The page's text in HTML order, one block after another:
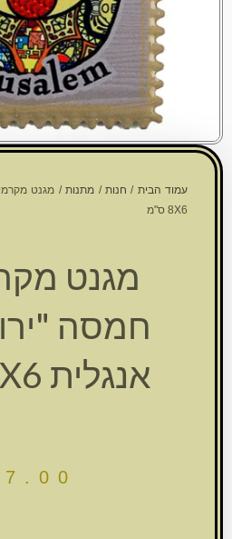
עמוד הבית / חנות / מתנות/ מגנט
8X6 ס"מ
מגנט
חמסה
אנגלית 8X6 ס"מ
7.00